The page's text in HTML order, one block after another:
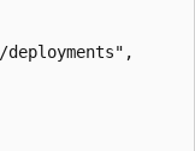
deployments",